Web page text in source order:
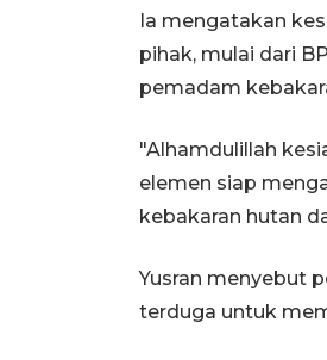
Ia mengatakan
pihak, mulai dari
pemadam
"Alhamdulillah
elemen siap
kebakaran hutan
Yusran menyebut
terduga untuk